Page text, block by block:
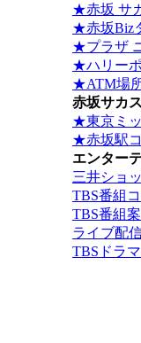
★赤坂 サ
★赤坂Biz
★プラザ
★ハリー
★ATM場
赤坂サカ
★東京ミ
★赤坂駅
エンター
三井ショ
TBS番組
TBS番組
ライブ配
TBSドラ